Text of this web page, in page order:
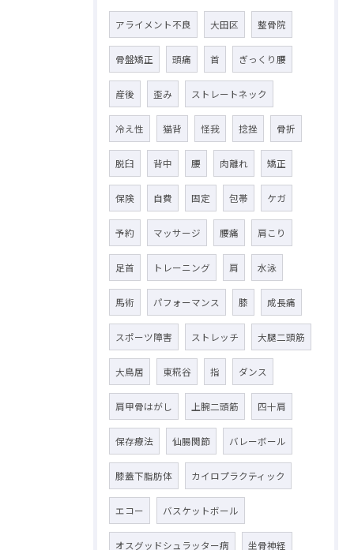
アライメント不良 大田区 整骨院
骨盤矯正 頭痛 首 ぎっくり腰
産後 歪み ストレートネック
冷え性 猫背 怪我 捻挫 骨折
脱臼 背中 腰 肉離れ 矯正
保険 自費 固定 包帯 ケガ
予約 マッサージ 腰痛 肩こり
足首 トレーニング 肩 水泳
馬術 パフォーマンス 膝 成長痛
スポーツ障害 ストレッチ 大腿二頭筋
大鳥居 東糀谷 指 ダンス
肩甲骨はがし 上腕二頭筋 四十肩
保存療法 仙腸関節 バレーボール
膝蓋下脂肪体 カイロプラクティック
エコー バスケットボール
オスグッドシュラッター病 坐骨神経